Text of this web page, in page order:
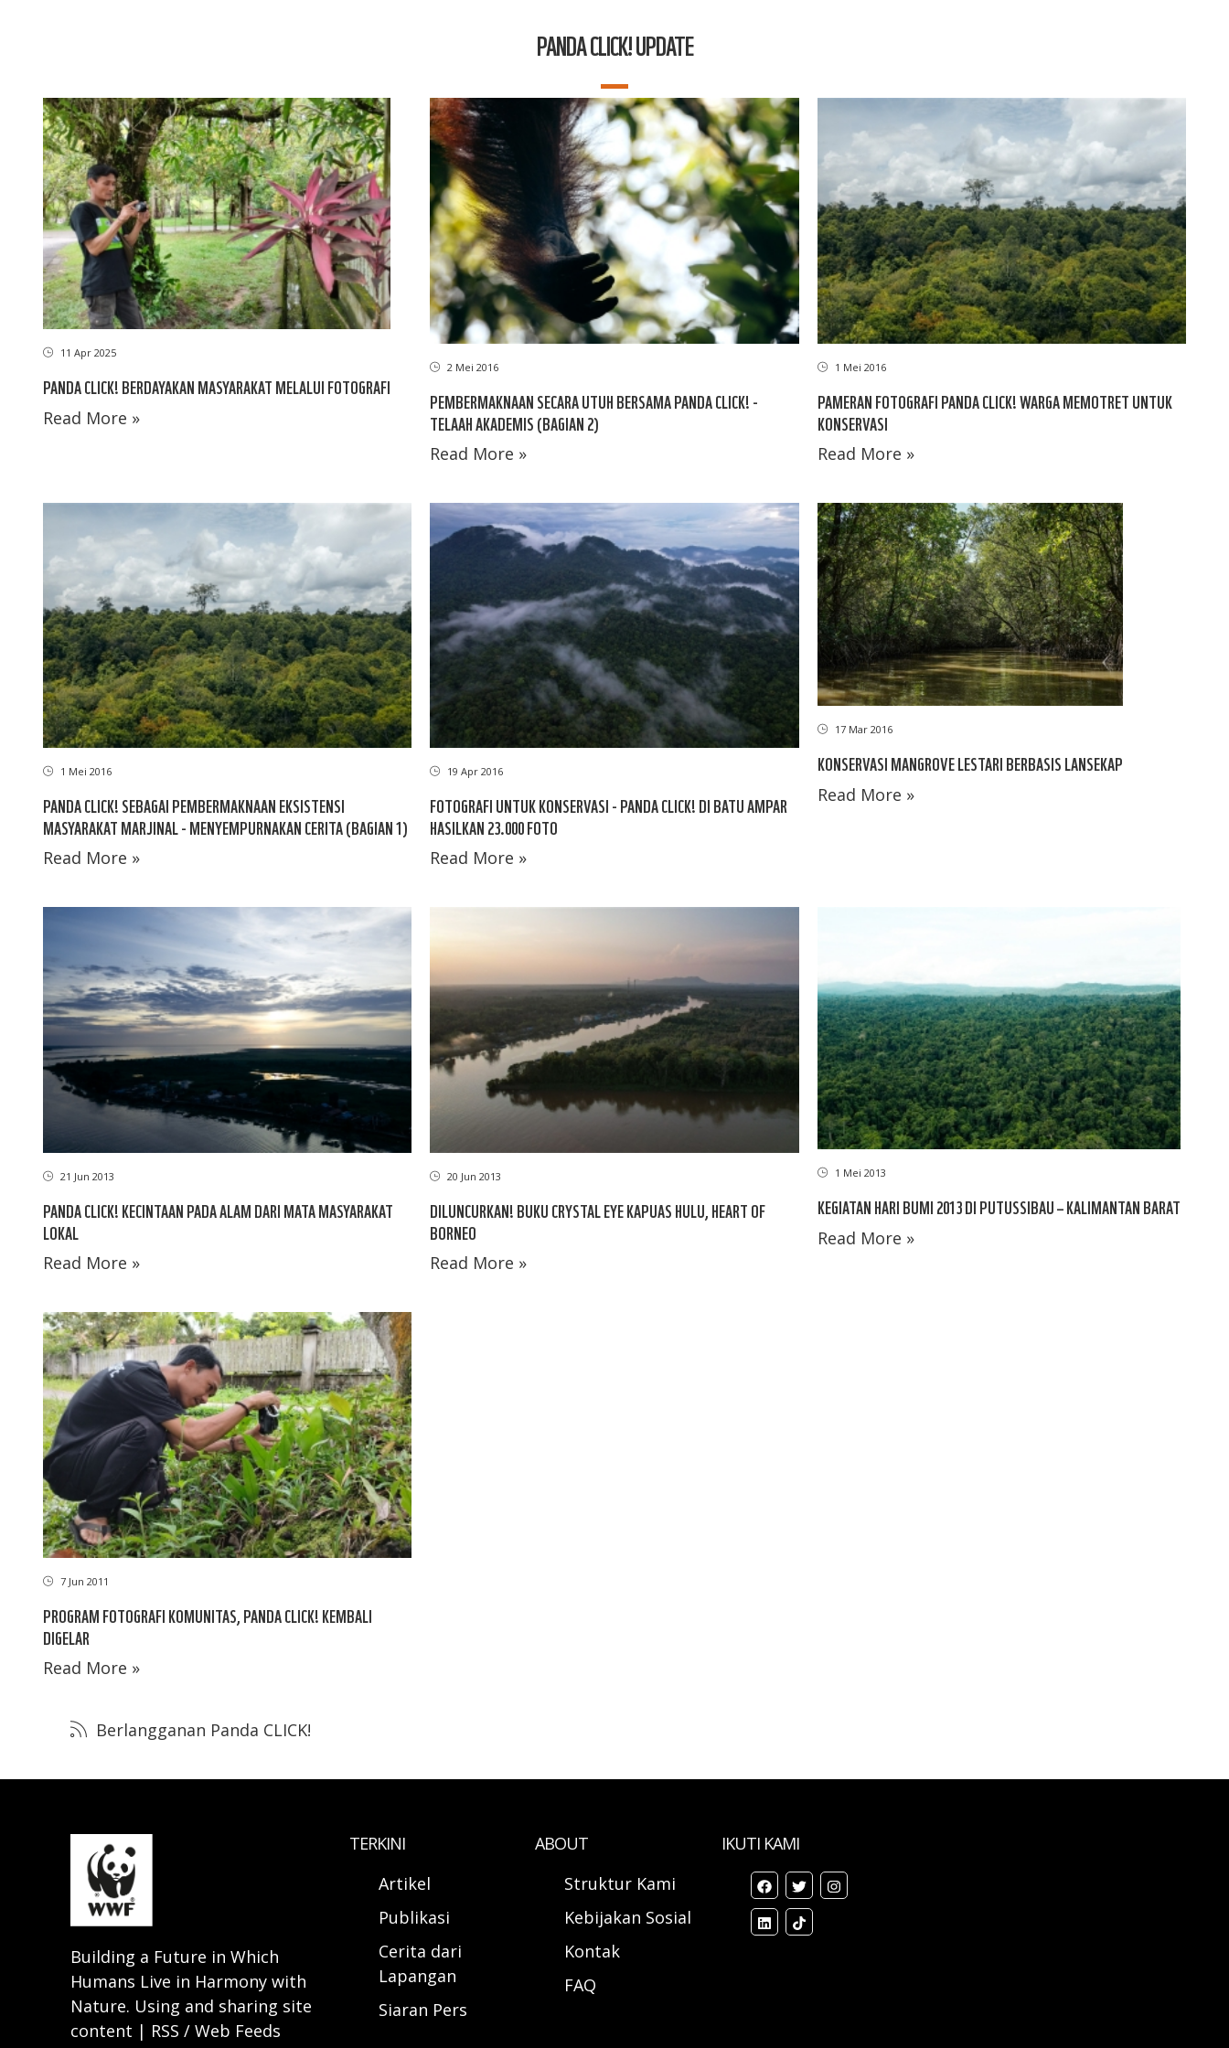
PANDA CLICK! UPDATE
11 Apr 2025
PANDA CLICK! BERDAYAKAN MASYARAKAT MELALUI FOTOGRAFI
Read More »
2 Mei 2016
PEMBERMAKNAAN SECARA UTUH BERSAMA PANDA CLICK! -
TELAAH AKADEMIS (BAGIAN 2)
Read More »
1 Mei 2016
PAMERAN FOTOGRAFI PANDA CLICK! WARGA MEMOTRET UNTUK
KONSERVASI
Read More »
1 Mei 2016
PANDA CLICK! SEBAGAI PEMBERMAKNAAN EKSISTENSI
MASYARAKAT MARJINAL - MENYEMPURNAKAN CERITA (BAGIAN 1)
Read More »
19 Apr 2016
FOTOGRAFI UNTUK KONSERVASI - PANDA CLICK! DI BATU AMPAR
HASILKAN 23.000 FOTO
Read More »
17 Mar 2016
KONSERVASI MANGROVE LESTARI BERBASIS LANSEKAP
Read More »
21 Jun 2013
PANDA CLICK! KECINTAAN PADA ALAM DARI MATA MASYARAKAT
LOKAL
Read More »
20 Jun 2013
DILUNCURKAN! BUKU CRYSTAL EYE KAPUAS HULU, HEART OF
BORNEO
Read More »
1 Mei 2013
KEGIATAN HARI BUMI 2013 DI PUTUSSIBAU – KALIMANTAN BARAT
Read More »
7 Jun 2011
PROGRAM FOTOGRAFI KOMUNITAS, PANDA CLICK! KEMBALI
DIGELAR
Read More »
Berlangganan Panda CLICK!
Building a Future in Which
Humans Live in Harmony with
Nature. Using and sharing site
content | RSS / Web Feeds
TERKINI
Artikel
Publikasi
Cerita dari
Lapangan
Siaran Pers
ABOUT
Struktur Kami
Kebijakan Sosial
Kontak
FAQ
IKUTI KAMI